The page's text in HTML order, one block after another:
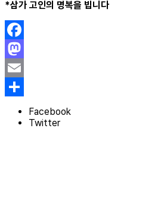
*삼가 고인의 명복을 빕니다
Facebook
Mastodon
Email
Share
Facebook
Twitter